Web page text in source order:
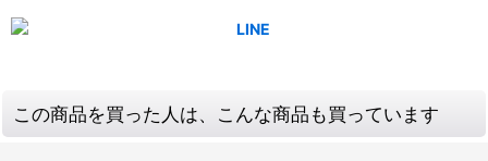
この商品を買った人は、こんな商品も買っています